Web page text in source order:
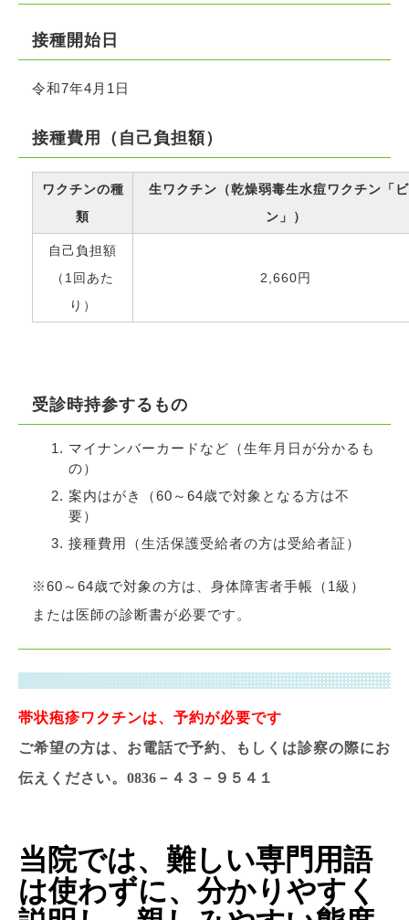
接種開始日
令和7年4月1日
接種費用（自己負担額）
類
生ワクチン（乾燥弱毒生水痘ワクチン「
ン」）
（1回あた
り）
受診時持参するもの
マイナンバーカードなど（生年月日が分かるも
の）
案内はがき（60～64歳で対象となる方は不
要）
接種費用（生活保護受給者の方は受給者証）
※60～64歳で対象の方は、身体障害者手帳（1級）
または医師の診断書が必要です。
帯状疱疹ワクチンは、予約が必要です
ご希望の方は、お電話で予約、もしくは診察の際にお
伝えください。
当院では、難しい専門用語
は使わずに、分かりやすく